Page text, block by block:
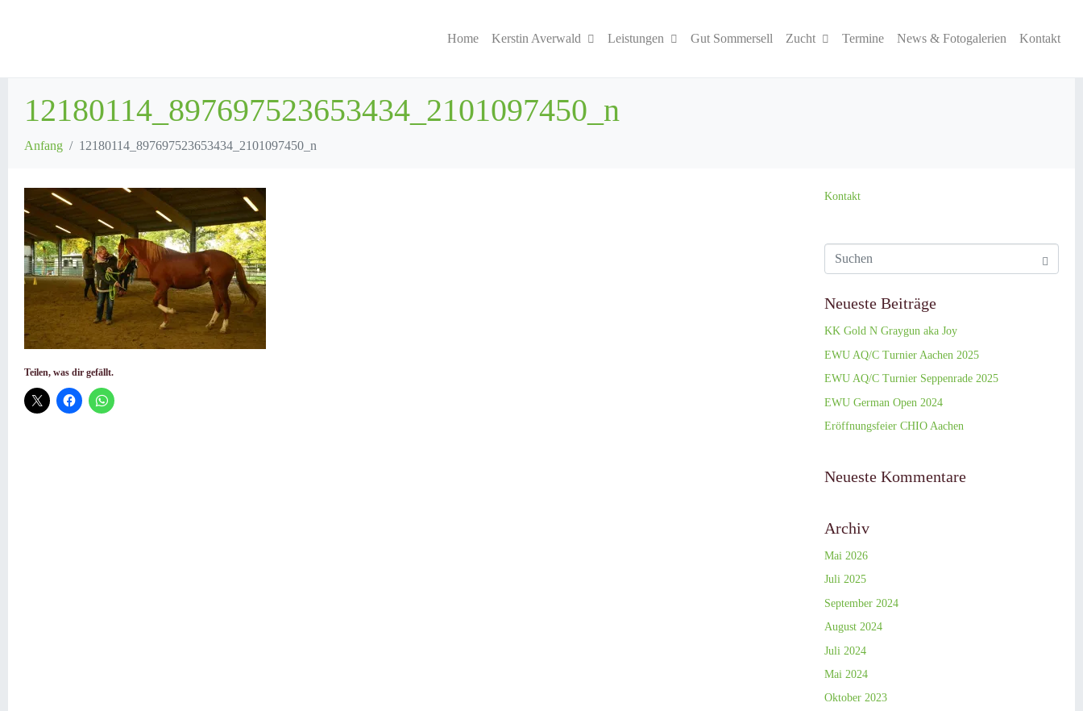
Home Kerstin Averwald Leistungen Gut Sommersell Zucht Termine News & Fotogalerien Kontakt
12180114_897697523653434_2101097450_n
Anfang 12180114_897697523653434_2101097450_n
Teilen, was dir gefällt.
Kontakt
Neueste Beiträge
KK Gold N Graygun aka Joy
EWU AQ/C Turnier Aachen 2025
EWU AQ/C Turnier Seppenrade 2025
EWU German Open 2024
Eröffnungsfeier CHIO Aachen
Neueste Kommentare
Archiv
Mai 2026
Juli 2025
September 2024
August 2024
Juli 2024
Mai 2024
Oktober 2023